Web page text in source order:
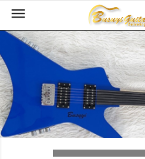

Previous